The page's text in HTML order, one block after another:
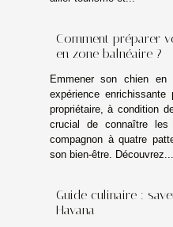
Comment préparer
en zone balnéaire ?
Emmener son chien
expérience
propriétaire, à condition
crucial de connaître
compagnon à quatre
son bien-être. Découvrez...
Guide culinaire :
Havana